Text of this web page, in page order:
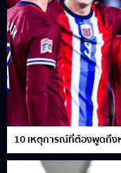
10 เหตุการณ์ที่ต้องพูดถึง